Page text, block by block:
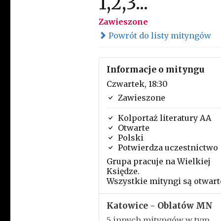
Zawieszone
Powrót do listy mityngów
Informacje o mityngu
Czwartek, 18:30
Zawieszone
Kolportaż literatury AA
Otwarte
Polski
Potwierdza uczestnictwo
Grupa pracuje na Wielkiej
Księdze.
Wszystkie mityngi są
Katowice - Oblatów MN